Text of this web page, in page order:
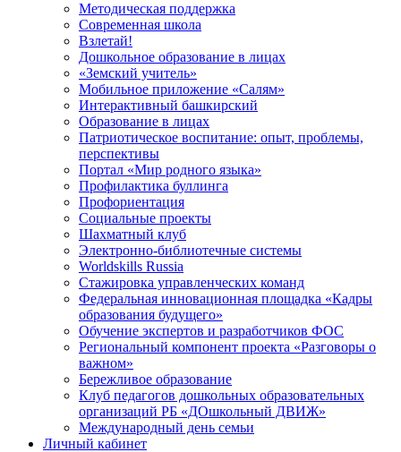
Методическая поддержка
Современная школа
Взлетай!
Дошкольное образование в лицах
«Земский учитель»
Мобильное приложение «Салям»
Интерактивный башкирский
Образование в лицах
Патриотическое воспитание: опыт, проблемы,
перспективы
Портал «Мир родного языка»
Профилактика буллинга
Профориентация
Социальные проекты
Шахматный клуб
Электронно-библиотечные системы
Worldskills Russia
Стажировка управленческих команд
Федеральная инновационная площадка «Кадры
образования будущего»
Обучение экспертов и разработчиков ФОС
Региональный компонент проекта «Разговоры о
важном»
Бережливое образование
Клуб педагогов дошкольных образовательных
организаций РБ «ДОшкольный ДВИЖ»
Международный день семьи
Личный кабинет